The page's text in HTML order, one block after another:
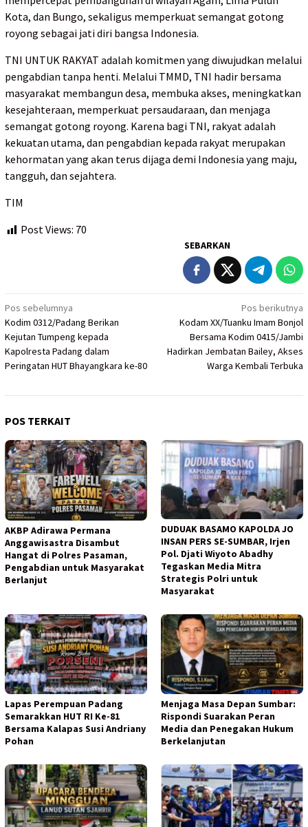
Kota, dan Bungo, sekaligus memperkuat semangat gotong
royong sebagai jati diri bangsa Indonesia.
TNI UNTUK RAKYAT adalah komitmen yang diwujudkan melalui
pengabdian tanpa henti. Melalui TMMD, TNI hadir bersama
masyarakat membangun desa, membuka akses, meningkatkan
kesejahteraan, memperkuat persaudaraan, dan menjaga
semangat gotong royong. Karena bagi TNI, rakyat adalah
kekuatan utama, dan pengabdian kepada rakyat merupakan
kehormatan yang akan terus dijaga demi Indonesia yang maju,
tangguh, dan sejahtera.
TIM
Post Views: 70
SEBARKAN
Navigasi
pos
Pos sebelumnya
Kodim 0312/Padang Berikan
Kejutan Tumpeng kepada
Kapolresta Padang dalam
Peringatan HUT Bhayangkara ke-80
Pos berikutnya
Kodam XX/Tuanku Imam Bonjol
Bersama Kodim 0415/Jambi
Hadirkan Jembatan Bailey, Akses
Warga Kembali Terbuka
POS TERKAIT
AKBP Adirawa Permana
Anggawisastra Disambut
Hangat di Polres Pasaman,
Pengabdian untuk Masyarakat
Berlanjut
DUDUAK BASAMO KAPOLDA JO
INSAN PERS SE-SUMBAR, Irjen
Pol. Djati Wiyoto Abadhy
Tegaskan Media Mitra
Strategis Polri untuk
Masyarakat
Lapas Perempuan Padang
Semarakkan HUT RI Ke-81
Bersama Kalapas Susi Andriany
Pohan
Menjaga Masa Depan Sumbar:
Rispondi Suarakan Peran
Media dan Penegakan Hukum
Berkelanjutan